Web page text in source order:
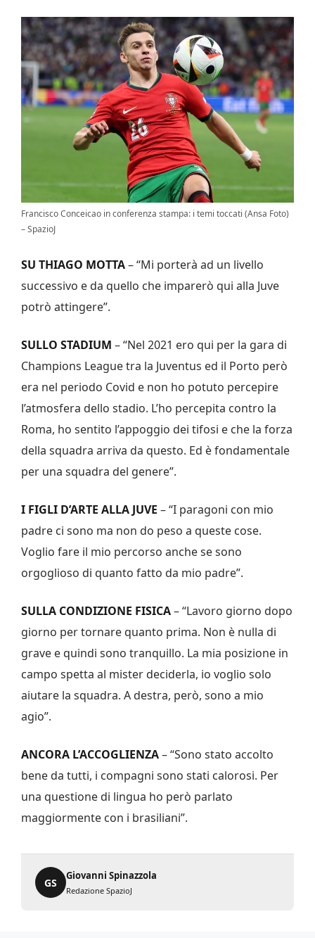
Francisco Conceicao in conferenza stampa: i temi toccati (Ansa Foto)
– SpazioJ
SU THIAGO MOTTA– “Mi porterà ad un livello
successivo e da quello che imparerò qui alla Juve
potrò attingere”.
SULLO STADIUM – “Nel 2021 ero qui per la gara di
Champions League tra la Juventus ed il Porto però
era nel periodo Covid e non ho potuto percepire
l’atmosfera dello stadio. L’ho percepita contro la
Roma, ho sentito l’appoggio dei tifosi e che la forza
della squadra arriva da questo. Ed è fondamentale
per una squadra del genere”.
I FIGLI D’ARTE ALLA JUVE – “I paragoni con mio
padre ci sono ma non do peso a queste cose.
Voglio fare il mio percorso anche se sono
orgoglioso di quanto fatto da mio padre”.
SULLA CONDIZIONE FISICA– “Lavoro giorno dopo
giorno per tornare quanto prima. Non è nulla di
grave e quindi sono tranquillo. La mia posizione in
campo spetta al mister deciderla, io voglio solo
aiutare la squadra. A destra, però, sono a mio
agio”.
ANCORA L’ACCOGLIENZA– “Sono stato accolto
bene da tutti, i compagni sono stati calorosi. Per
una questione di lingua ho però parlato
maggiormente con i brasiliani”.
GS
Giovanni Spinazzola
Redazione SpazioJ